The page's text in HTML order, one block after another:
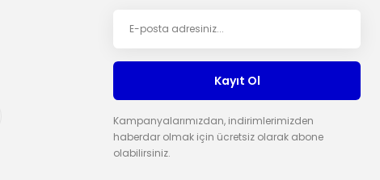
Kayıt Ol
Kampanyalarımızdan, indirimlerimizden
haberdar olmak için ücretsiz olarak abone
olabilirsiniz.